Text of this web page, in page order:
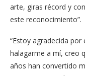
arte, giras récord y
este reconocimiento”.
“Estoy agradecida
halagarme a mí, creo
años han convertido